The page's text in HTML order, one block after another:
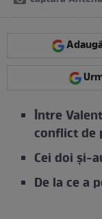
Între
conflict de
Cei doi și-
De la ce a